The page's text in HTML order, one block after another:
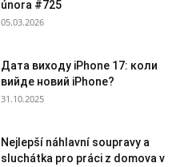
února #725
05.03.2026
Дата виходу iPhone 17: коли
вийде новий iPhone?
31.10.2025
Nejlepší náhlavní soupravy a
sluchátka pro práci z domova v